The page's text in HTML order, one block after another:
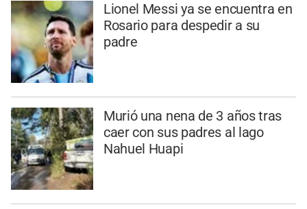
Lionel Messi ya se encuentra en
Rosario para despedir a su
padre
Murió una nena de 3 años tras
caer con sus padres al lago
Nahuel Huapi